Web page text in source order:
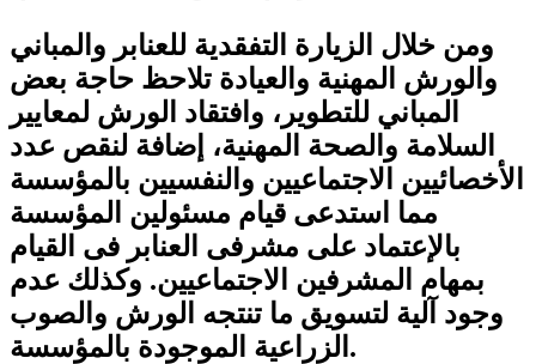
ومن خلال الزيارة التفقدية للعنابر والمباني
والورش المهنية والعيادة تلاحظ حاجة بعض
المباني للتطوير، وافتقاد الورش لمعايير
السلامة والصحة المهنية، إضافة لنقص عدد
الأخصائيين الاجتماعيين والنفسيين بالمؤسسة
مما استدعى قيام مسئولين المؤسسة
بالإعتماد على مشرفى العنابر فى القيام
بمهام المشرفين الاجتماعيين. وكذلك عدم
وجود آلية لتسويق ما تنتجه الورش والصوب
الزراعية الموجودة بالمؤسسة.